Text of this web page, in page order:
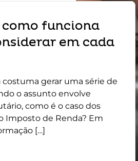
como funciona
em cada
gerar uma série de
o assunto envolve
como é o caso dos
Imposto de Renda? Em
[…]